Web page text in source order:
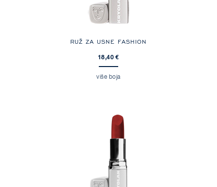
RUŽ ZA USNE FASHION
18,40 €
više boja